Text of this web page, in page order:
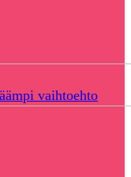
vaihtoehto